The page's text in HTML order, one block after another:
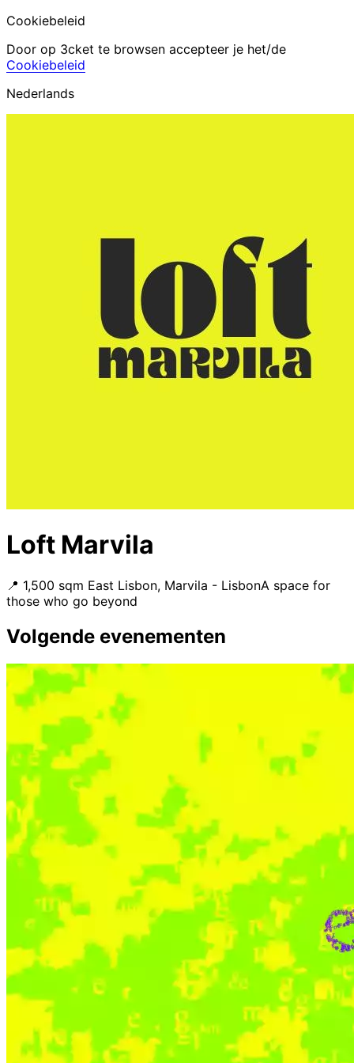
Cookiebeleid
Door op 3cket te browsen accepteer je het/de
Cookiebeleid
Nederlands
Loft Marvila
📍 1,500 sqm East Lisbon, Marvila - LisbonA space for
those who go beyond
Volgende evenementen